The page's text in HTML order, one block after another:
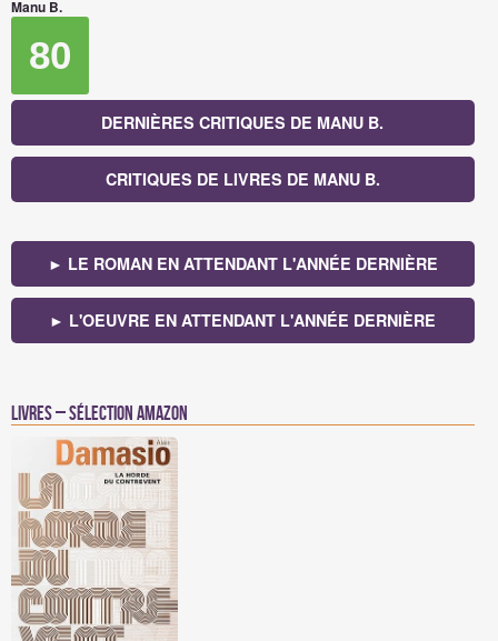
Manu B.
80
DERNIÈRES CRITIQUES DE MANU B.
CRITIQUES DE LIVRES DE MANU B.
► LE ROMAN EN ATTENDANT L'ANNÉE DERNIÈRE
► L'OEUVRE EN ATTENDANT L'ANNÉE DERNIÈRE
Livres – Sélection Amazon